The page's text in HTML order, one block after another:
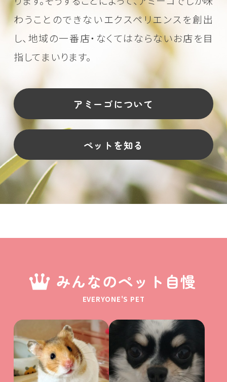
わうことのできないエクスペリエンスを創出
し、地域の一番店・なくてはならないお店を目
指してまいります。
アミーゴについて
ペットを知る
みんなのペット自慢
EVERYONE'S PET